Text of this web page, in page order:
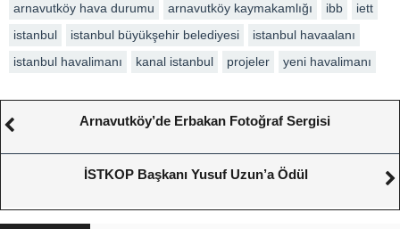
arnavutköy hava durumu
arnavutköy kaymakamlığı ibb
iett
istanbul
istanbul büyükşehir belediyesi
istanbul havaalanı
istanbul havalimanı
kanal istanbul projeler yeni havalimanı
Arnavutköy’de Erbakan Fotoğraf Sergisi
İSTKOP Başkanı Yusuf Uzun’a Ödül